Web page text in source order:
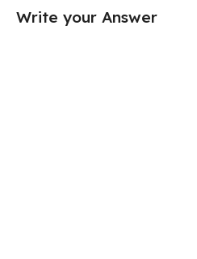
Write your Answer